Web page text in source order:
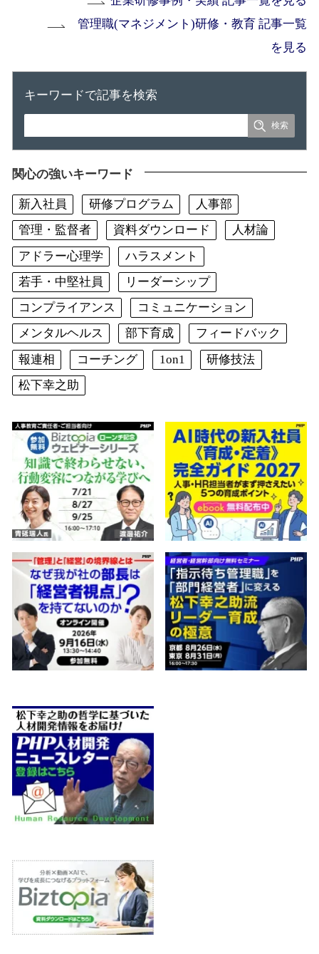
管理職(マネジメント)研修・教育 記事一覧
を見る
キーワードで記事を検索
関心の強いキーワード
新入社員 研修プログラム
人事部
管理・監督者
資料ダウンロード
人材論
アドラー心理学
ハラスメント
若手・中堅社員
リーダーシップ
コンプライアンス
コミュニケーション
メンタルヘルス
部下育成
フィードバック
報連相
コーチング 1on1
研修技法
松下幸之助